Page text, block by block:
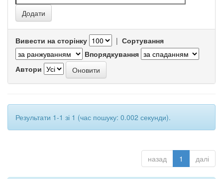
Вивести на сторінку | Сортування
Впорядкування
Автори
Результати 1-1 зі 1 (час пошуку: 0.002 секунди).
назад 1 далі